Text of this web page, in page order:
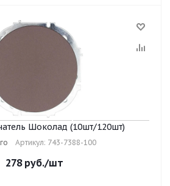
OSEN Выключатель Шоколад (10шт/120шт)
Артикул: 743-7388-100
278руб./шт